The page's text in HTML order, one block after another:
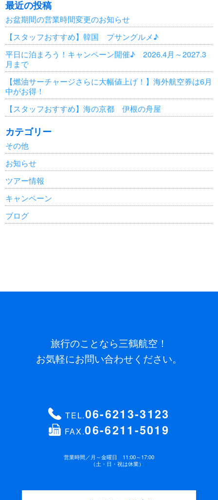
最近の投稿
お盆期間の営業時間変更のお知らせ
【スタッフおすすめ】韓国 プサングルメ♪
平日に泊まろう！キャンペーン開催♪ 2026.4月～2027.3
月まで
【燃油サーチャージさらに大幅値上げ！】海外航空券は6月
中がお得！
【スタッフおすすめ】海の京都 伊根の舟屋
カテゴリー
その他
お知らせ
ツアー情報
キャンペーン
ブログ
旅行のことなら三鶴航空！
お気軽にお問い合わせください。
TEL.06-6213-3123
FAX.06-6211-5019
営業時間／月～金曜日 11:00～17:00
（土・日・祝は休業）